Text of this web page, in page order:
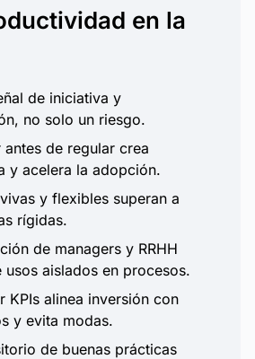
en la
de iniciativa y
no solo un riesgo.
antes de regular crea
y acelera la adopción.
y flexibles superan a
rígidas.
de managers y RRHH
usos aislados en procesos.
KPIs alinea inversión con
y evita modas.
de buenas prácticas